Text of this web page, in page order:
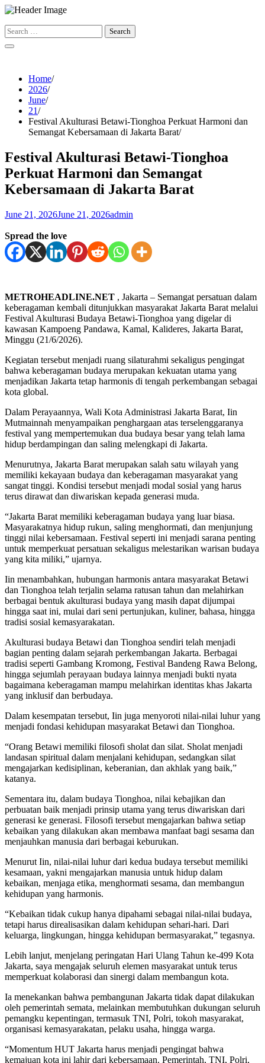
Skip
content
Search
for:
Home
2026
June
21
Festival Akulturasi Betawi-Tionghoa Perkuat Harmoni dan
Semangat Kebersamaan di Jakarta Barat
Festival Akulturasi Betawi-Tionghoa
Perkuat Harmoni dan Semangat
Kebersamaan di Jakarta Barat
June 21, 2026June 21, 2026admin
Spread the love
METROHEADLINE.NET , Jakarta – Semangat persatuan dalam
keberagaman kembali ditunjukkan masyarakat Jakarta Barat melalui
Festival Akulturasi Budaya Betawi-Tionghoa yang digelar di
kawasan Kampoeng Pandawa, Kamal, Kalideres, Jakarta Barat,
Minggu (21/6/2026).
Kegiatan tersebut menjadi ruang silaturahmi sekaligus pengingat
bahwa keberagaman budaya merupakan kekuatan utama yang
menjadikan Jakarta tetap harmonis di tengah perkembangan sebagai
kota global.
Dalam Perayaannya, Wali Kota Administrasi Jakarta Barat, Iin
Mutmainnah menyampaikan penghargaan atas terselenggaranya
festival yang mempertemukan dua budaya besar yang telah lama
hidup berdampingan dan saling melengkapi di Jakarta.
Menurutnya, Jakarta Barat merupakan salah satu wilayah yang
memiliki kekayaan budaya dan keberagaman masyarakat yang
sangat tinggi. Kondisi tersebut menjadi modal sosial yang harus
terus dirawat dan diwariskan kepada generasi muda.
“Jakarta Barat memiliki keberagaman budaya yang luar biasa.
Masyarakatnya hidup rukun, saling menghormati, dan menjunjung
tinggi nilai kebersamaan. Festival seperti ini menjadi sarana penting
untuk memperkuat persatuan sekaligus melestarikan warisan budaya
yang kita miliki,” ujarnya.
Iin menambahkan, hubungan harmonis antara masyarakat Betawi
dan Tionghoa telah terjalin selama ratusan tahun dan melahirkan
berbagai bentuk akulturasi budaya yang masih dapat dijumpai
hingga saat ini, mulai dari seni pertunjukan, kuliner, bahasa, hingga
tradisi sosial kemasyarakatan.
Akulturasi budaya Betawi dan Tionghoa sendiri telah menjadi
bagian penting dalam sejarah perkembangan Jakarta. Berbagai
tradisi seperti Gambang Kromong, Festival Bandeng Rawa Belong,
hingga sejumlah perayaan budaya lainnya menjadi bukti nyata
bagaimana keberagaman mampu melahirkan identitas khas Jakarta
yang inklusif dan berbudaya.
Dalam kesempatan tersebut, Iin juga menyoroti nilai-nilai luhur yang
menjadi fondasi kehidupan masyarakat Betawi dan Tionghoa.
“Orang Betawi memiliki filosofi sholat dan silat. Sholat menjadi
landasan spiritual dalam menjalani kehidupan, sedangkan silat
mengajarkan kedisiplinan, keberanian, dan akhlak yang baik,”
katanya.
Sementara itu, dalam budaya Tionghoa, nilai kebajikan dan
perbuatan baik menjadi prinsip utama yang terus diwariskan dari
generasi ke generasi. Filosofi tersebut mengajarkan bahwa setiap
kebaikan yang dilakukan akan membawa manfaat bagi sesama dan
menjauhkan manusia dari berbagai keburukan.
Menurut Iin, nilai-nilai luhur dari kedua budaya tersebut memiliki
kesamaan, yakni mengajarkan manusia untuk hidup dalam
kebaikan, menjaga etika, menghormati sesama, dan membangun
kehidupan yang harmonis.
“Kebaikan tidak cukup hanya dipahami sebagai nilai-nilai budaya,
tetapi harus direalisasikan dalam kehidupan sehari-hari. Dari
keluarga, lingkungan, hingga kehidupan bermasyarakat,” tegasnya.
Lebih lanjut, menjelang peringatan Hari Ulang Tahun ke-499 Kota
Jakarta, saya mengajak seluruh elemen masyarakat untuk terus
memperkuat kolaborasi dan sinergi dalam membangun kota.
Ia menekankan bahwa pembangunan Jakarta tidak dapat dilakukan
oleh pemerintah semata, melainkan membutuhkan dukungan seluruh
pemangku kepentingan, termasuk TNI, Polri, tokoh masyarakat,
organisasi kemasyarakatan, pelaku usaha, hingga warga.
“Momentum HUT Jakarta harus menjadi pengingat bahwa
kemajuan kota ini lahir dari kebersamaan. Pemerintah, TNI, Polri,